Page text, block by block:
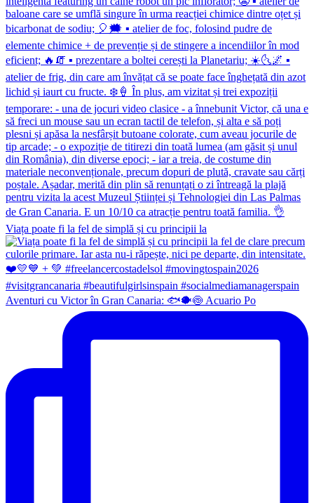
Viața poate fi la fel de simplă și cu principii la
Aventuri cu Victor în Gran Canaria: 🐟🐡🍥 Acuario Po